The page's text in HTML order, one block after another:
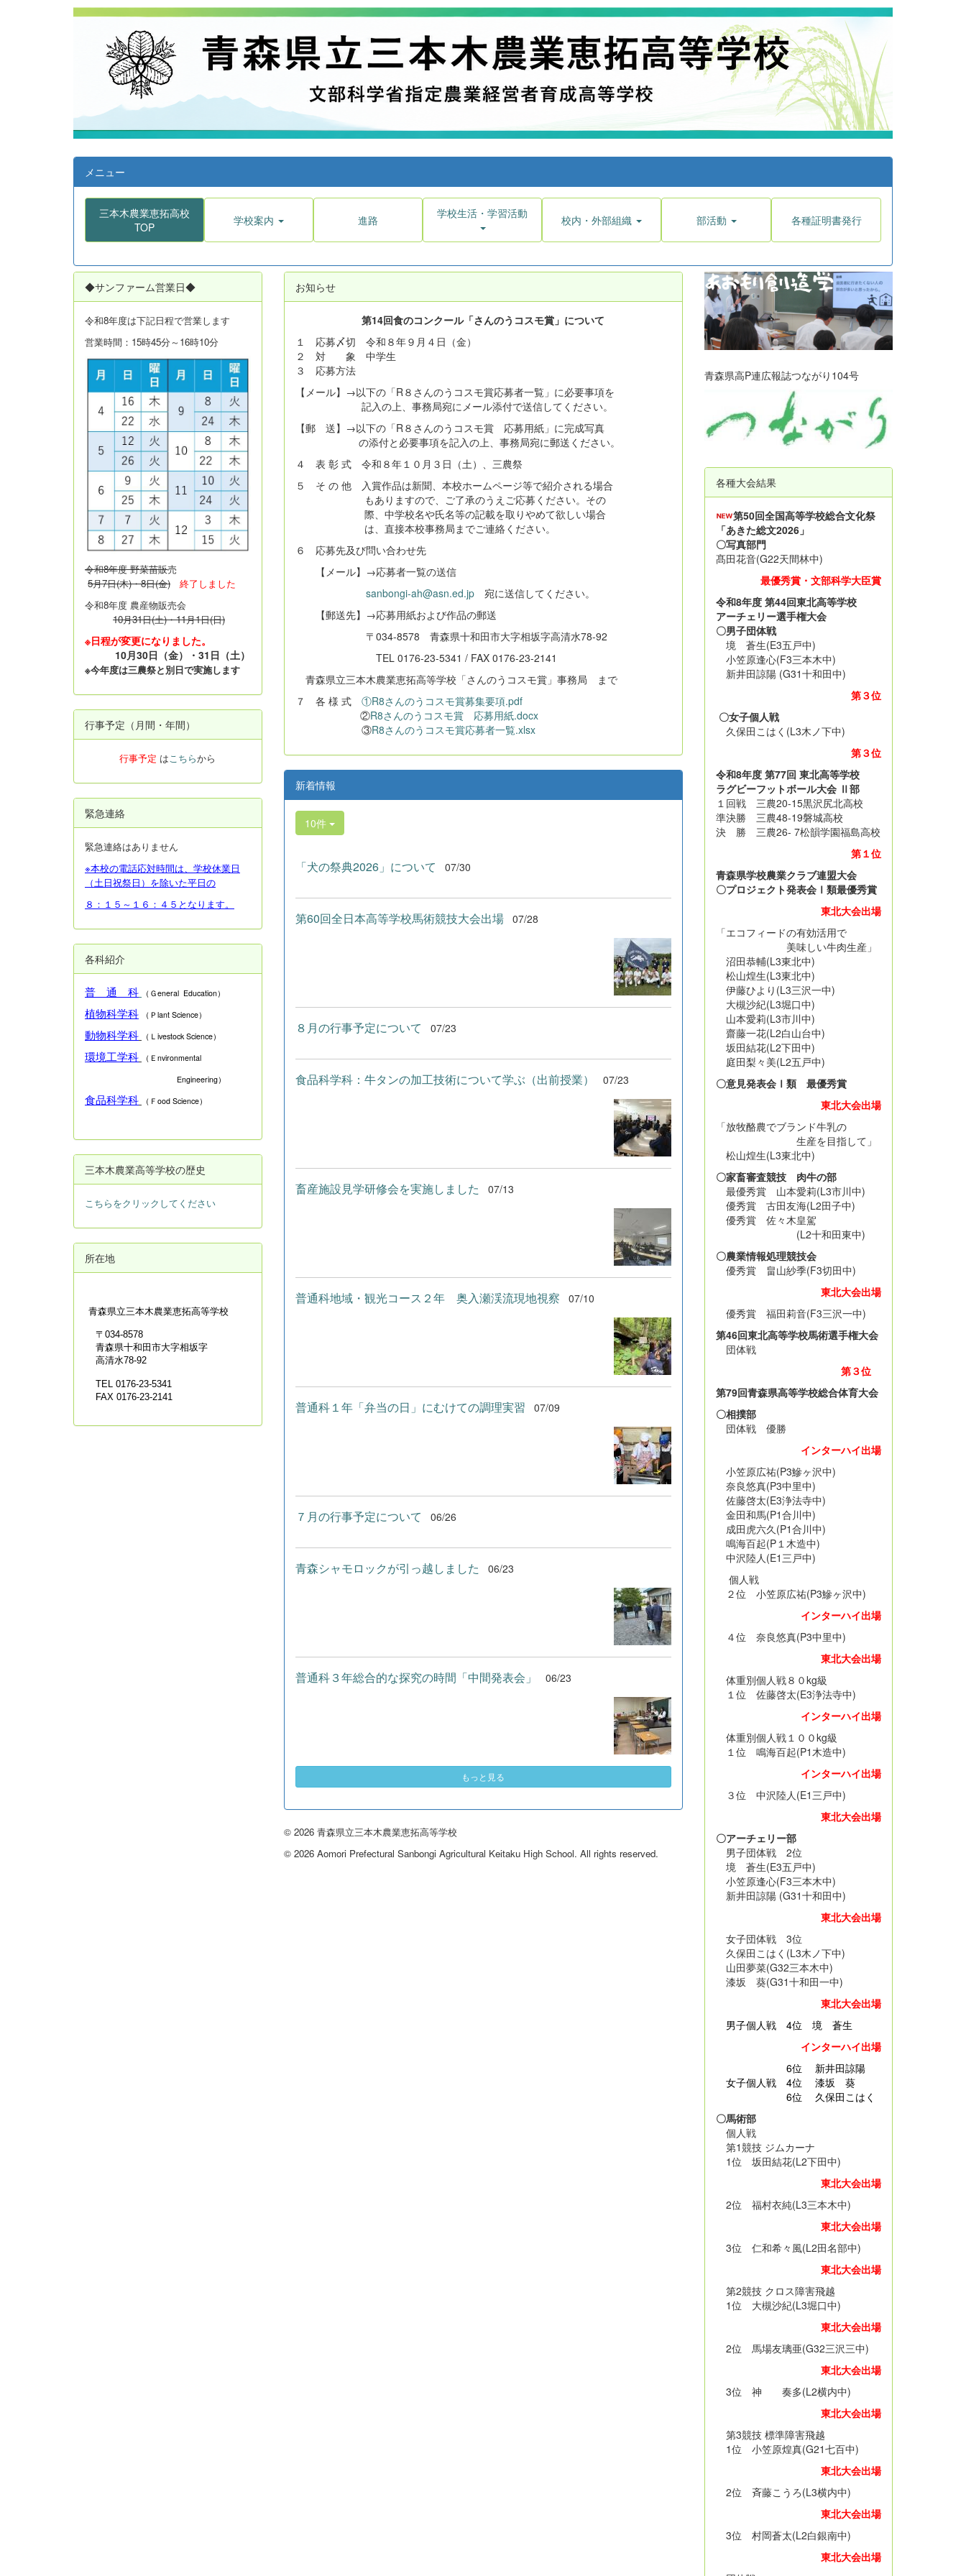
メニュー
三本木農業恵拓高校
TOP
学校案内 進路 学校生活・学習活動 校内・外部組織 部活動 各種証明書発行
お知らせ
第14回食のコンクール「さんのうコスモ賞」について
１ 応募〆切 令和８年９月４日（金）
２ 対 象 中学生
３ 応募方法
【メール】→以下の「R８さんのうコスモ賞応募者一覧」に必要事項を
記入の上、事務局宛にメール添付で送信してください。
【郵 送】→以下の「R８さんのうコスモ賞 応募用紙」に完成写真
の添付と必要事項を記入の上、事務局宛に郵送ください。
４ 表 彰 式 令和８年１０月３日（土）、三農祭
５ そ の 他 入賞作品は新聞、本校ホームページ等で紹介される場合
もありますので、ご了承のうえご応募ください。その
際、中学校名や氏名等の記載を取りやめて欲しい場合
は、直接本校事務局までご連絡ください。
６ 応募先及び問い合わせ先
【メール】→応募者一覧の送信
sanbongi-ah@asn.ed.jp宛に送信してください。
【郵送先】→応募用紙および作品の郵送
〒034-8578 青森県十和田市大字相坂字高清水78-92
TEL 0176-23-5341 / FAX 0176-23-2141
青森県立三本木農業恵拓高等学校「さんのうコスモ賞」事務局 まで
７ 各 様 式 ①R8さんのうコスモ賞募集要項.pdf
②R8さんのうコスモ賞 応募用紙.docx
③R8さんのうコスモ賞応募者一覧.xlsx
新着情報
10件
「犬の祭典2026」について 07/30
第60回全日本高等学校馬術競技大会出場 07/28
８月の行事予定について 07/23
食品科学科：牛タンの加工技術について学ぶ（出前授業） 07/23
畜産施設見学研修会を実施しました 07/13
普通科地域・観光コース２年 奥入瀬渓流現地視察 07/10
普通科１年「弁当の日」にむけての調理実習 07/09
７月の行事予定について 06/26
青森シャモロックが引っ越しました 06/23
普通科３年総合的な探究の時間「中間発表会」 06/23
もっと見る
© 2026 青森県立三本木農業恵拓高等学校
© 2026 Aomori Prefectural Sanbongi Agricultural Keitaku High School. All rights reserved.
◆サンファーム営業日◆
令和8年度は下記日程で営業します
営業時間：15時45分～16時10分
令和8年度 野菜苗販売
5月7日(木)・8日(金)
終了しました
令和8年度 農産物販売会
10月31日(土)・11月1日(日)
※日程が変更になりました。
10月30日（金）・31日（土）
※今年度は三農祭と別日で実施します
行事予定（月間・年間）
行事予定 はこちらから
緊急連絡
緊急連絡はありません
※本校の電話応対時間は、学校休業日
（土日祝祭日）を除いた平日の
８：１５～１６：４５となります。
各科紹介
普 通 科 （Ｇeneral Education）
植物科学科 （Ｐlant Science）
動物科学科 （Ｌivestock Science）
環境工学科
（Ｅnvironmental
Engineering）
食品科学科 （Ｆood Science）
三本木農業高等学校の歴史
こちらをクリックしてください
所在地
青森県立三本木農業恵拓高等学校
〒034-8578
青森県十和田市大字相坂字
高清水78-92
TEL 0176-23-5341
FAX 0176-23-2141
青森県高P連広報誌つながり104号
各種大会結果
第50回全国高等学校総合文化祭
「あきた総文2026」
〇写真部門
髙田花音(G22天間林中)
最優秀賞・文部科学大臣賞
令和8年度 第44回東北高等学校
アーチェリー選手権大会
〇男子団体戦
境 蒼生(E3五戸中)
小笠原逢心(F3三本木中)
新井田諒陽 (G31十和田中)
第３位
〇女子個人戦
久保田こはく(L3木ノ下中)
第３位
令和8年度 第77回 東北高等学校
ラグビーフットボール大会 Ⅱ部
１回戦 三農20-15黒沢尻北高校
準決勝 三農48-19磐城高校
決 勝 三農26- 7松韻学園福島高校
第１位
青森県学校農業クラブ連盟大会
〇プロジェクト発表会Ⅰ類最優秀賞
東北大会出場
「エコフィードの有効活用で
美味しい牛肉生産」
沼田恭輔(L3東北中)
松山煌生(L3東北中)
伊藤ひより(L3三沢一中)
大槻沙紀(L3堀口中)
山本愛莉(L3市川中)
齋藤一花(L2白山台中)
坂田結花(L2下田中)
庭田梨々美(L2五戸中)
〇意見発表会Ⅰ類 最優秀賞
東北大会出場
「放牧酪農でブランド牛乳の
生産を目指して」
松山煌生(L3東北中)
〇家畜審査競技 肉牛の部
最優秀賞 山本愛莉(L3市川中)
優秀賞 古田友海(L2田子中)
優秀賞 佐々木皇駕
(L2十和田東中)
〇農業情報処理競技会
優秀賞 畠山紗季(F3切田中)
東北大会出場
優秀賞 福田莉音(F3三沢一中)
第46回東北高等学校馬術選手権大会
団体戦
第３位
第79回青森県高等学校総合体育大会
〇相撲部
団体戦 優勝
インターハイ出場
小笠原広祐(P3鰺ヶ沢中)
奈良悠真(P3中里中)
佐藤啓太(E3浄法寺中)
金田和馬(P1合川中)
成田虎六久(P1合川中)
鳴海百起(P１木造中)
中沢陸人(E1三戸中)
個人戦
２位 小笠原広祐(P3鰺ヶ沢中)
インターハイ出場
４位 奈良悠真(P3中里中)
東北大会出場
体重別個人戦８０kg級
１位 佐藤啓太(E3浄法寺中)
インターハイ出場
体重別個人戦１００kg級
１位 鳴海百起(P1木造中)
インターハイ出場
３位 中沢陸人(E1三戸中)
東北大会出場
〇アーチェリー部
男子団体戦 2位
境 蒼生(E3五戸中)
小笠原逢心(F3三本木中)
新井田諒陽 (G31十和田中)
東北大会出場
女子団体戦 3位
久保田こはく(L3木ノ下中)
山田夢菜(G32三本木中)
漆坂 葵(G31十和田一中)
東北大会出場
男子個人戦4位 境 蒼生
インターハイ出場
6位 新井田諒陽
女子個人戦 4位 漆坂 葵
6位 久保田こはく
〇馬術部
個人戦
第1競技 ジムカーナ
1位 坂田結花(L2下田中)
東北大会出場
2位 福村衣純(L3三本木中)
東北大会出場
3位 仁和希々風(L2田名部中)
東北大会出場
第2競技 クロス障害飛越
1位 大槻沙紀(L3堀口中)
東北大会出場
2位 馬場友璃亜(G32三沢三中)
東北大会出場
3位 神 奏多(L2横内中)
東北大会出場
第3競技 標準障害飛越
1位 小笠原煌真(G21七百中)
東北大会出場
2位 斉藤こうろ(L3横内中)
東北大会出場
3位 村岡蒼太(L2白銀南中)
東北大会出場